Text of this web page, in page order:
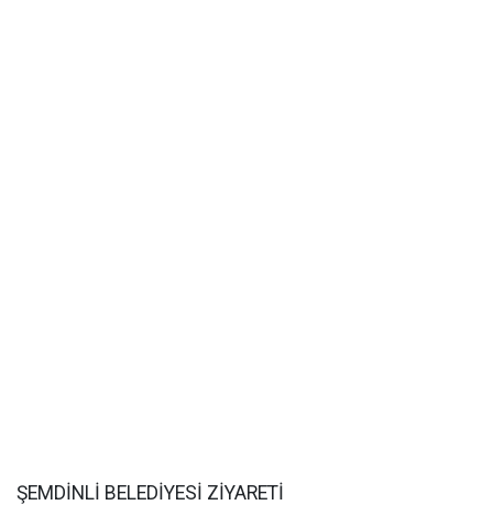
ŞEMDİNLİ BELEDİYESİ ZİYARETİ